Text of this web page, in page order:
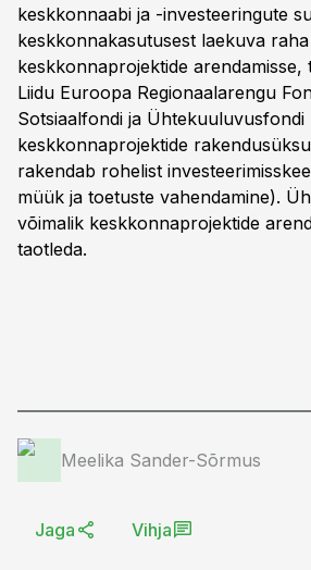
keskkonnaabi ja -investeeringute
keskkonnakasutusest laekuva raha
keskkonnaprojektide arendamisse,
Liidu Euroopa Regionaalarengu
Sotsiaalfondi ja Ühtekuuluvusfondi
keskkonnaprojektide
rakendab rohelist
müük ja toetuste vahendamine).
võimalik keskkonnaprojektide
taotleda.
Meelika Sander-Sõrmus
Jaga Vihja